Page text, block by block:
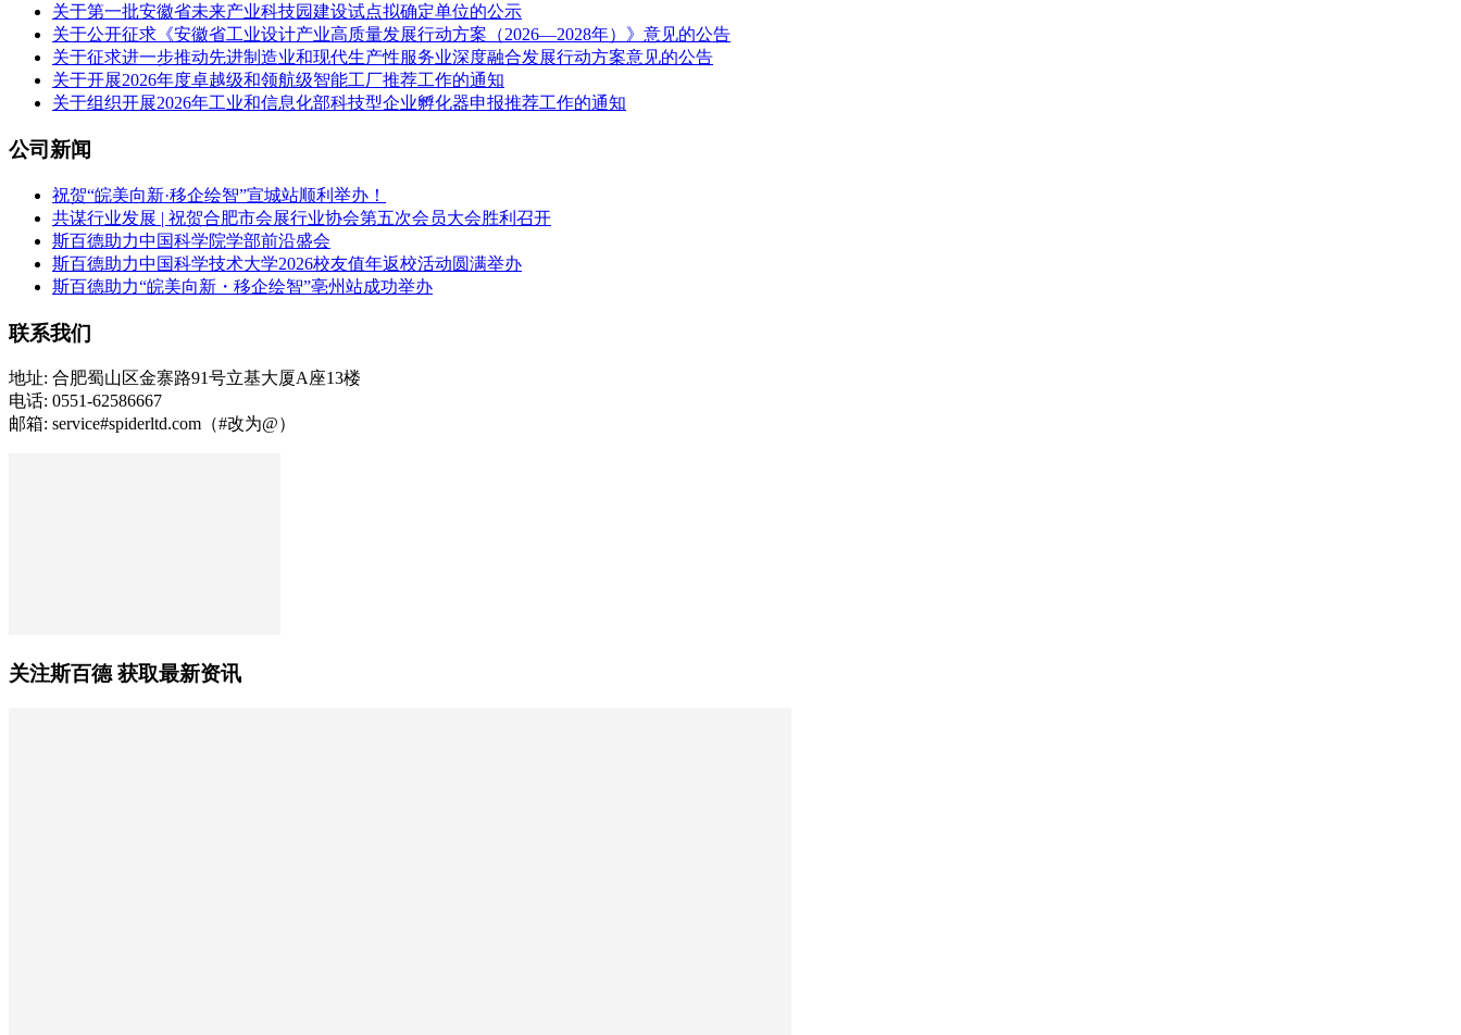
关于第一批安徽省未来产业科技园建设试点拟确定单位的公示
关于公开征求《安徽省工业设计产业高质量发展行动方案（2026—2028年）》意见的公告
关于征求进一步推动先进制造业和现代生产性服务业深度融合发展行动方案意见的公告
关于开展2026年度卓越级和领航级智能工厂推荐工作的通知
关于组织开展2026年工业和信息化部科技型企业孵化器申报推荐工作的通知
公司新闻
祝贺“皖美向新·移企绘智”宣城站顺利举办！
共谋行业发展 | 祝贺合肥市会展行业协会第五次会员大会胜利召开
斯百德助力中国科学院学部前沿盛会
斯百德助力中国科学技术大学2026校友值年返校活动圆满举办
斯百德助力“皖美向新・移企绘智”亳州站成功举办
联系我们
地址: 合肥蜀山区金寨路91号立基大厦A座13楼
电话: 0551-62586667
邮箱: service#spiderltd.com（#改为@）
关注斯百德 获取最新资讯